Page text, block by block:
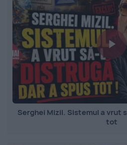
Serghei Mizil. Sistemul a vrut
tot